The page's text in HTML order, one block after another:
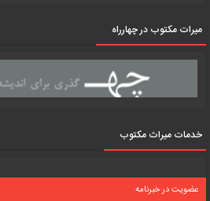
میرات مکتوب در چهارراه
خدمات میراث مکتوب
عضویت در خبرنامه